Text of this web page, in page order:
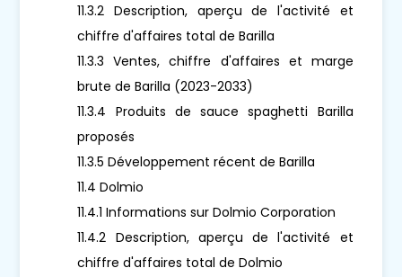
11.3.2 Description, aperçu de l'activité et
chiffre d'affaires total de Barilla
11.3.3 Ventes, chiffre d'affaires et marge
brute de Barilla (2023-2033)
11.3.4 Produits de sauce spaghetti Barilla
proposés
11.3.5 Développement récent de Barilla
11.4 Dolmio
11.4.1 Informations sur Dolmio Corporation
11.4.2 Description, aperçu de l'activité et
chiffre d'affaires total de Dolmio